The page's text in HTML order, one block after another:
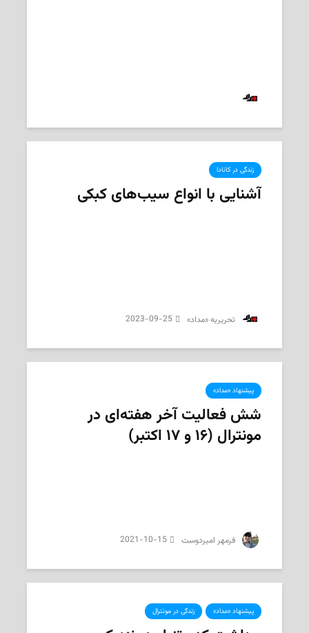
زندگی در کانادا
آشنایی با انواع سیب‌های کبکی
‌ تحریریه «مداد» 2023-09-25
پیشنهاد «مداد»
شش فعالیت آخر هفته‌‌ای در
مونترال (۱۶ و ۱۷ اکتبر)
‌ فرمهر امیردوست 2021-10-15
پیشنهاد «مداد» زندگی در مونترال